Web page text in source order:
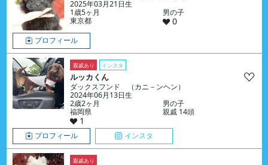
2025年03月21日生
1歳5ヶ月
男の子
東京都
0
プロフィール
親戚あり インスタ
ルッカくん
ダックスフンド （カニ－ンヘン）
2024年06月13日生
2歳2ヶ月
男の子
福岡県
親戚 14頭
1
プロフィール インスタ
親戚あり